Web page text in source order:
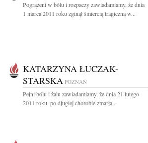
Pogrążeni w bólu i rozpaczy zawiadamiamy, że dnia
1 marca 2011 roku zginął śmiercią tragiczną w...
KATARZYNA ŁUCZAK-
STARSKA POZNAŃ
Pełni bólu i żalu zawiadamiamy, że dnia 21 lutego
2011 roku, po długiej chorobie zmarła...